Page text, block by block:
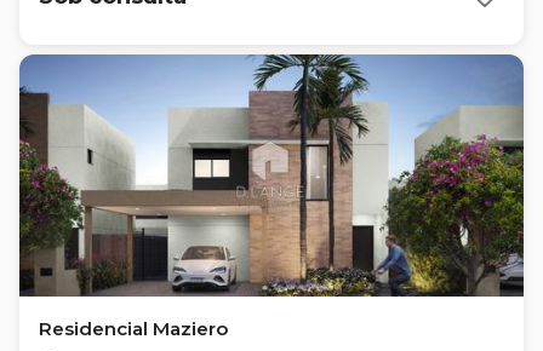
Residencial Maziero